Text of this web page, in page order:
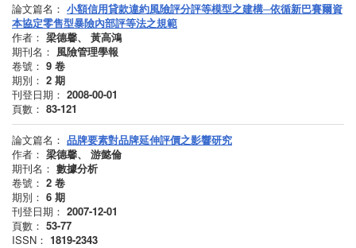
論文篇名： 小額信用貸款違約風險評分評等模型之建構─依循新巴賽爾資
本協定零售型暴險內部評等法之規範
作者： 梁德馨、 黃高鴻
期刊名： 風險管理學報
卷號： 9 卷
期別： 2 期
刊登日期： 2008-00-01
頁數： 83-121
論文篇名： 品牌要素對品牌延伸評價之影響研究
作者： 梁德馨、 游懿倫
期刊名： 數據分析
卷號： 2 卷
期別： 6 期
刊登日期： 2007-12-01
頁數： 53-77
ISSN： 1819-2343